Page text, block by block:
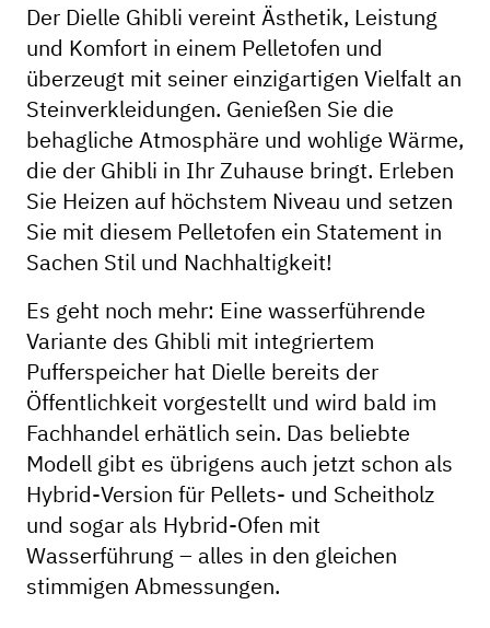
Der Dielle Ghibli vereint Ästhetik, Leistung
und Komfort in einem Pelletofen und
überzeugt mit seiner einzigartigen Vielfalt an
Steinverkleidungen. Genießen Sie die
behagliche Atmosphäre und wohlige Wärme,
die der Ghibli in Ihr Zuhause bringt. Erleben
Sie Heizen auf höchstem Niveau und setzen
Sie mit diesem Pelletofen ein Statement in
Sachen Stil und Nachhaltigkeit!
Es geht noch mehr: Eine wasserführende
Variante des Ghibli mit integriertem
Pufferspeicher hat Dielle bereits der
Öffentlichkeit vorgestellt und wird bald im
Fachhandel erhätlich sein. Das beliebte
Modell gibt es übrigens auch jetzt schon als
Hybrid-Version für Pellets- und Scheitholz
und sogar als Hybrid-Ofen mit
Wasserführung – alles in den gleichen
stimmigen Abmessungen.